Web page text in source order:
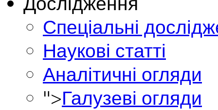
Спеціальні
Наукові статті
Аналітичні огляди
">Галузеві огляди